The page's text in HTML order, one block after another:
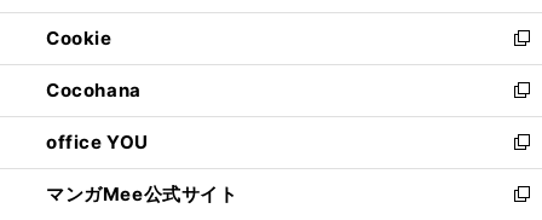
開
く
ウ
で
開
く
ン
ド
ウ
で
開
く
ウ
ィ
ン
ド
ウ
で
開
く
Cookie
新
し
い
ウ
ィ
ン
ド
Cocohana
新
し
い
ウ
ィ
office YOU
新
し
い
マンガMee公式サイト
新